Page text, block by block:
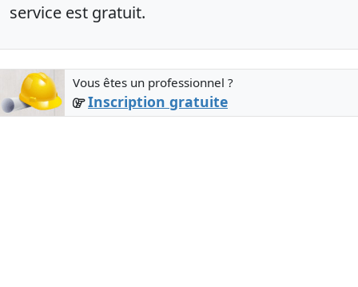
service est gratuit.
Vous êtes un professionnel ?
Inscription gratuite